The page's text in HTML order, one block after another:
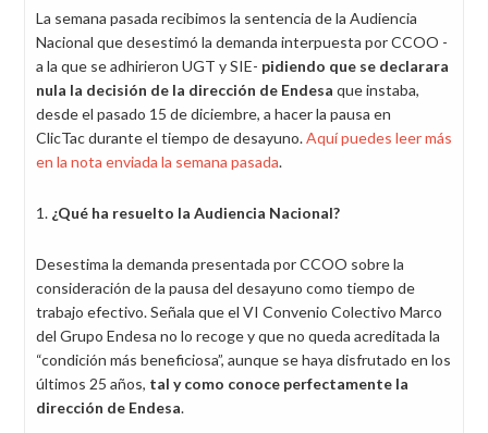
La semana pasada recibimos la sentencia de la Audiencia
Nacional que desestimó la demanda interpuesta por CCOO -
a la que se adhirieron UGT y SIE- pidiendo que se declarara
nula la decisión de la dirección de Endesa que instaba,
desde el pasado 15 de diciembre, a hacer la pausa en
ClicTac durante el tiempo de desayuno.Aquí puedes leer más
en la nota enviada la semana pasada.
1. ¿Qué ha resuelto la Audiencia Nacional?
Desestima la demanda presentada por CCOO sobre la
consideración de la pausa del desayuno como tiempo de
trabajo efectivo. Señala que el VI Convenio Colectivo Marco
del Grupo Endesa no lo recoge y que no queda acreditada la
“condición más beneficiosa”, aunque se haya disfrutado en los
últimos 25 años, tal y como conoce perfectamente la
dirección de Endesa.